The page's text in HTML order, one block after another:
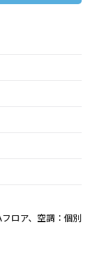
ロア、空調：個別